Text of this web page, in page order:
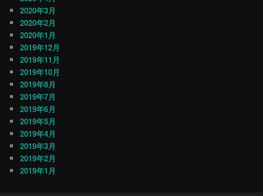
2020年3月
2020年2月
2020年1月
2019年12月
2019年11月
2019年10月
2019年8月
2019年7月
2019年6月
2019年5月
2019年4月
2019年3月
2019年2月
2019年1月